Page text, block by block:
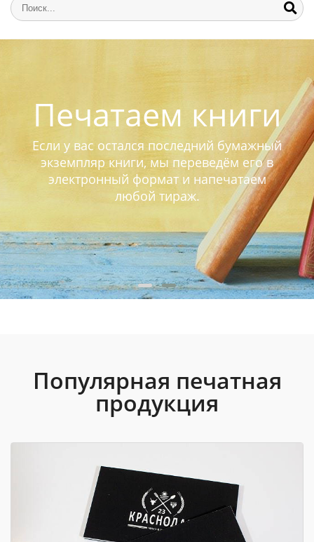
Печатаем книги
Если у вас остался последний бумажный
экземпляр книги, мы переведём его в
электронный формат и напечатаем
любой тираж.
Популярная печатная
продукция